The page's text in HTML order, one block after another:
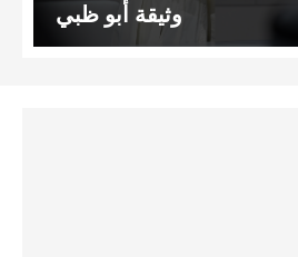
وثيقة أبو ظبي